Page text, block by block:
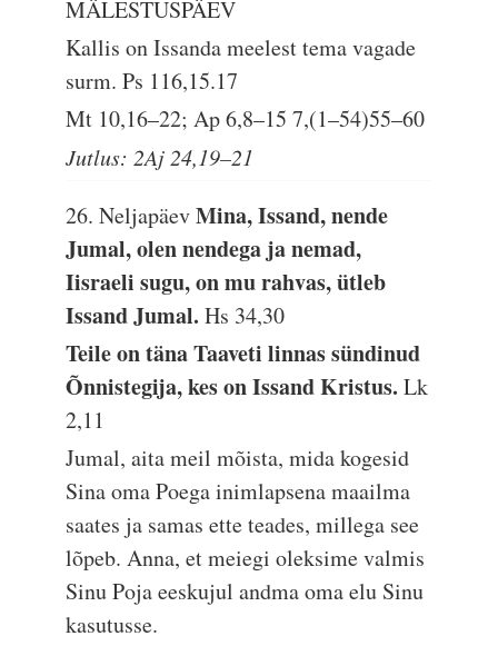
MÄLESTUSPÄEV
Kallis on Issanda meelest tema vagade
surm.Ps 116,15.17
Mt 10,16–22; Ap 6,8–15 7,(1–54)55–60
Jutlus: 2Aj 24,19–21
26. NeljapäevMina, Issand, nende
Jumal, olen nendega ja nemad,
Iisraeli sugu, on mu rahvas, ütleb
Issand Jumal.Hs 34,30
Teile on täna Taaveti linnas sündinud
Õnnistegija, kes on Issand Kristus.Lk
2,11
Jumal, aita meil mõista, mida kogesid
Sina oma Poega inimlapsena maailma
saates ja samas ette teades, millega see
lõpeb. Anna, et meiegi oleksime valmis
Sinu Poja eeskujul andma oma elu Sinu
kasutusse.